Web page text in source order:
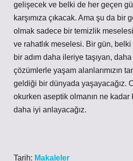
gelişecek ve belki de her geçen
karşımıza çıkacak. Ama şu da bir
olmak sadece bir temizlik
ve rahatlık meselesi. Bir gün, belki
bir adım daha ileriye taşıyan,
çözümlerle yaşam alanlarımızın
geldiği bir dünyada yaşayacağız.
okurken aseptik olmanın ne
daha iyi anlayacağız.
Tarih: Makaleler